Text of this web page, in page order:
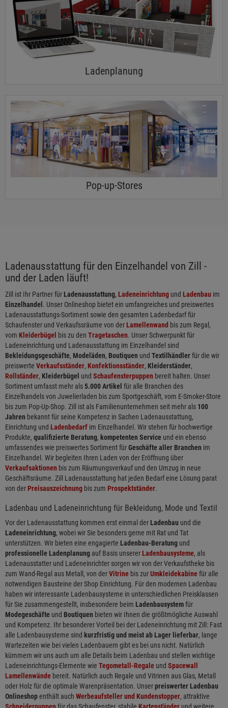
Ladenplanung
Pop-up-Stores
Ladenausstattung für den Einzelhandel von Zill -
und der Laden läuft!
Zill ist Ihr Partner für Ladenausstattung, Ladeneinrichtung und Ladenbau im
Einzelhandel . Unser Onlineshop bietet ein umfangreiches und preiswertes
Ladenausstattungs-Sortiment sowie den gesamten Ladenbedarf für
Schaufenster und Verkaufssräume von derLamellenwand bis zum Regal,
vom Kleiderbügel bis zu den Tragetaschen. Unser Schwerpunkt für
Ladeneinrichtung und Ladenausstattung im Einzelhandel sind
Bekleidungsgeschäfte, Modeläden, Boutiquen und Textilhändlerfür die wir
preiswerte Verkaufsständer, Konfektionsständer, Kleiderständer,
Rollständer, Kleiderbügel und Schaufensterpuppen bereit halten. Unser
Sortiment umfasst mehr als5.000 Artikel für alle Branchen des
Einzelhandels von Juwelierladen bis zum Sportgeschäft, vom E-Smoker-Store
bis zum Pop-Up-Shop. Zill ist als Familienunternehmen seit mehr als 100
Jahren bekannt für seine Kompetenz in Sachen Ladenausstattung,
Einrichtung und Ladenbedarf im Einzelhandel. Wir stehen für hochwertige
Produkte, qualifizierte Beratung, kompetenten Service und ein ebenso
umfassendes wie preiswertes Sortiment fürGeschäfte aller Branchen im
Einzelhandel. Wir begleiten Ihren Laden von der Eröffnung über
Verkaufsaktionen bis zum Räumungsverkauf und den Umzug in neue
Geschäftsräume. Zill Ladenausstattung hat jeden Bedarf eine Lösung parat
von derPreisauszeichnung bis zum Prospektständer.
Ladenbau und Ladeneinrichtung für Bekleidung, Mode und Textil
Vor der Ladenausstattung kommen erst einmal der Ladenbau und die
Ladeneinrichtung, wobei wir Sie besonders gerne mit Rat und Tat
unterstützen. Wir bieten eine engagierte Ladenbau-Beratung und
professionelle Ladenplanung auf Basis unsererLadenbausysteme, als
Ladenausstatter und Ladeneinrichter sorgen wir von der Verkaufstheke bis
zum Wand-Regal aus Metall, von derVitrine bis zurUmkleidekabinefür alle
notwendigen Bausteine der Shop Einrichtung. Für den modernen Ladenbau
haben wir interessante Ladenbausysteme in unterschiedlichen Preisklassen
für Sie zusammengestellt, insbesondere beim Ladenbausystemfür
Modegeschäfte und Boutiquen bieten wir Ihnen die größtmögliche Auswahl
und Kompetenz. Ihr besonderer Vorteil bei der Ladeneinrichtung mit Zill: Fast
alle Ladenbausysteme sind kurzfristig und meist ab Lager lieferbar, lange
Wartezeiten wie bei vielen Ladenbauern gibt es bei uns nicht. Natürlich
kümmern wir uns auch um alle Details beim Ladenbau und stellen wichtige
Ladeneinrichtungs-Elemente wie Tegometall-Regale und Spacewall
Lamellenwände bereit. Natürlich auch Regale und Vitrinen aus Glas, Metall
oder Holz für die optimale Warenpräsentation. Unserpreiswerter Ladenbau
Onlineshopenthält auch Werbeaufsteller und Kundenstopper, attraktive